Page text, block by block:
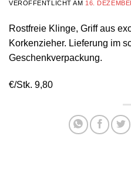
VERÖFFENTLICHT AM 16.
Rostfreie Klinge, Griff aus
Korkenzieher. Lieferung im
Geschenkverpackung.
€/Stk. 9,80